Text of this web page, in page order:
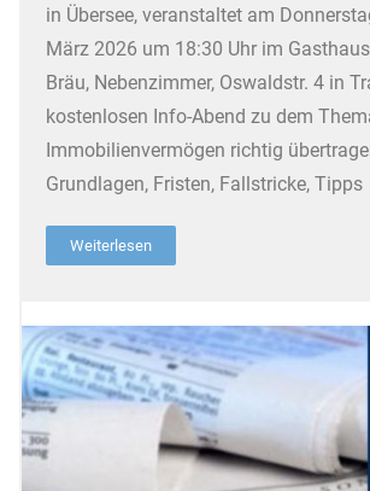
in Übersee, veranstaltet am
März 2026 um 18:30 Uhr im
Bräu, Nebenzimmer, Oswaldstr. 4 in
kostenlosen Info-Abend zu dem
Immobilienvermögen richtig
Grundlagen, Fristen, Fallstricke, Tipps
Weiterlesen